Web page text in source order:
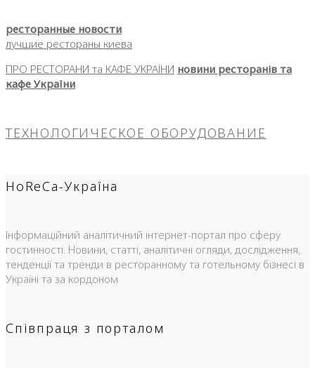
ресторанные новости
лучшие рестораны киева
ПРО РЕСТОРАНИ та КАФЕ УКРАЇНИ новини ресторанів та
кафе України
ТЕХНОЛОГИЧЕСКОЕ ОБОРУДОВАНИЕ
HoReCa-Україна
Інформаційний аналітичний інтернет-портал про сферу
гостинності. Новини, статті, аналітичні огляди, дослідження,
тенденції та тренди в ресторанному та готельному бізнесі в
Україні та за кордоном
Співпраця з порталом